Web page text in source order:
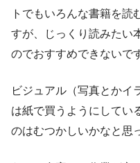
トでもいろんな書籍を読
すが、じっくり読みたい
のでおすすめできないで
ビジュアル（写真とかイ
は紙で買うようにしてい
のはむつかしいかなと思